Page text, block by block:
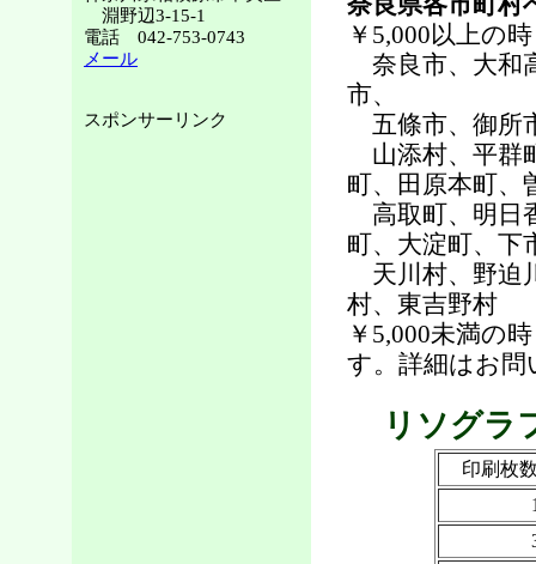
￥5,000以上の時
奈良市、大和
市、
五條市、御所
山添村、平群
町、田原本町、
高取町、明日
町、大淀町、下
天川村、野迫
村、東吉野村
￥5,000未満の
す。詳細はお
リソグラ
印刷
淵野辺3-15-1
電話 042-753-0743
メール
スポンサーリンク